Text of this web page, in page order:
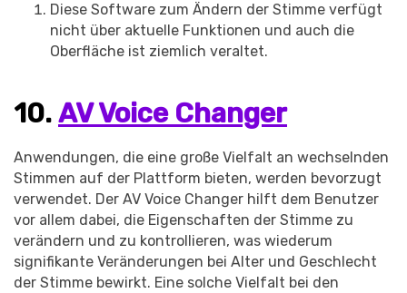
Diese Software zum Ändern der Stimme verfügt
nicht über aktuelle Funktionen und auch die
Oberfläche ist ziemlich veraltet.
10.AV Voice Changer
Anwendungen, die eine große Vielfalt an wechselnden
Stimmen auf der Plattform bieten, werden bevorzugt
verwendet. Der AV Voice Changer hilft dem Benutzer
vor allem dabei, die Eigenschaften der Stimme zu
verändern und zu kontrollieren, was wiederum
signifikante Veränderungen bei Alter und Geschlecht
der Stimme bewirkt. Eine solche Vielfalt bei den